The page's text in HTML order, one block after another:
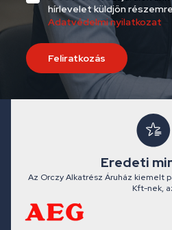
hírlevelet küldjön
Adatvédelmi nyilatkozat
Feliratkozás
Eredeti
Az Orczy Alkatrész Áruház kiemelt
Kft-nek,